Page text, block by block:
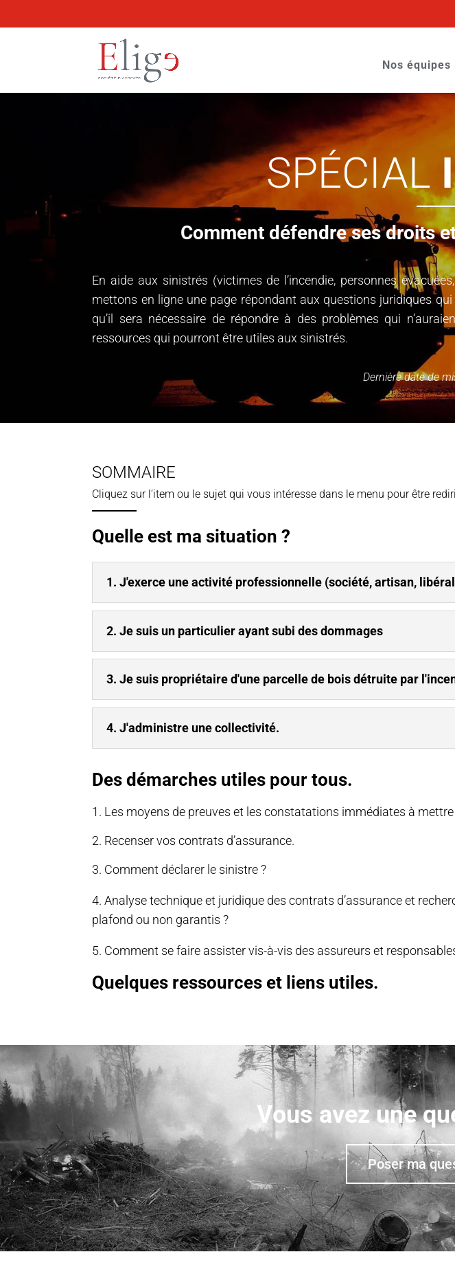
Nos équipes
SPÉCIAL
Comment défendre ses droits
En aide aux sinistrés (victimes de l’incendie, personnes
mettons en ligne une page répondant aux questions juridiques
qu’il sera nécessaire de répondre à des problèmes qui
ressources qui pourront être utiles aux sinistrés.
Dernière date de
SOMMAIRE
Cliquez sur l’item ou le sujet qui vous intéresse dans le menu pour être
Quelle est ma situation ?
1. J'exerce une activité professionnelle (société, artisan,
2. Je suis un particulier ayant subi des dommages
3. Je suis propriétaire d'une parcelle de bois détruite par
4. J'administre une collectivité.
Des démarches utiles pour tous.
1. Les moyens de preuves et les constatations immédiates à mettre
2. Recenser vos contrats d’assurance.
3. Comment déclarer le sinistre ?
4. Analyse technique et juridique des contrats d’assurance et
plafond ou non garantis ?
5. Comment se faire assister vis-à-vis des assureurs et
Quelques ressources et liens utiles.
Vous avez une
Poser ma